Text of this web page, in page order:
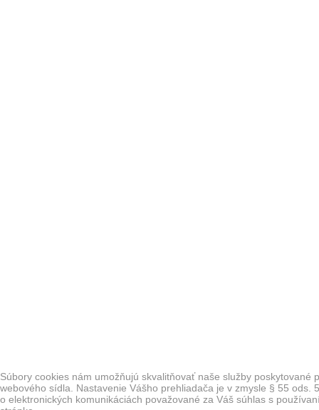
Súbory cookies nám umožňujú skvalitňovať naše služby poskytované
webového sídla. Nastavenie Vášho prehliadača je v zmysle § 55 ods.
o elektronických komunikáciách považované za Váš súhlas s